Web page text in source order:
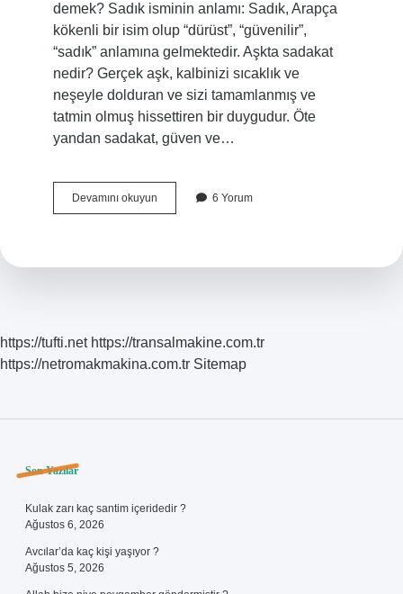
demek? Sadık isminin anlamı: Sadık, Arapça
kökenli bir isim olup “dürüst”, “güvenilir”,
“sadık” anlamına gelmektedir. Aşkta sadakat
nedir? Gerçek aşk, kalbinizi sıcaklık ve
neşeyle dolduran ve sizi tamamlanmış ve
tatmin olmuş hissettiren bir duygudur. Öte
yandan sadakat, güven ve…
Devamını okuyunSevgiliye
Sadık
6 Yorum
https://tufti.net https://transalmakine.com.tr
https://netromakmakina.com.tr Sitemap
Sidebar
Son Yazılar
Kulak zarı kaç santim içeridedir ?
Ağustos 6, 2026
Avcılar’da kaç kişi yaşıyor ?
Ağustos 5, 2026